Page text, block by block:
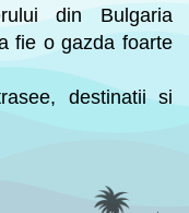
din Bulgaria
fie o gazda foarte
destinatii si